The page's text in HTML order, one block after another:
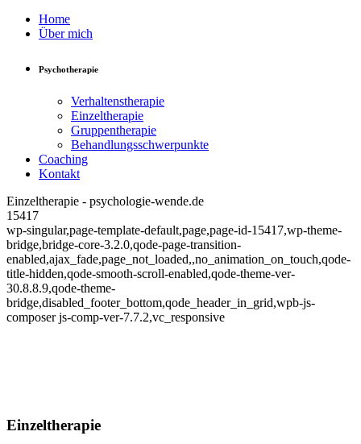
Home
Über mich
Psychotherapie
Verhaltenstherapie
Einzeltherapie
Gruppentherapie
Behandlungsschwerpunkte
Coaching
Kontakt
Einzeltherapie - psychologie-wende.de
15417
wp-singular,page-template-default,page,page-id-15417,wp-theme-
bridge,bridge-core-3.2.0,qode-page-transition-
enabled,ajax_fade,page_not_loaded,,no_animation_on_touch,qode-
title-hidden,qode-smooth-scroll-enabled,qode-theme-ver-
30.8.8.9,qode-theme-
bridge,disabled_footer_bottom,qode_header_in_grid,wpb-js-
composer js-comp-ver-7.7.2,vc_responsive
Einzeltherapie